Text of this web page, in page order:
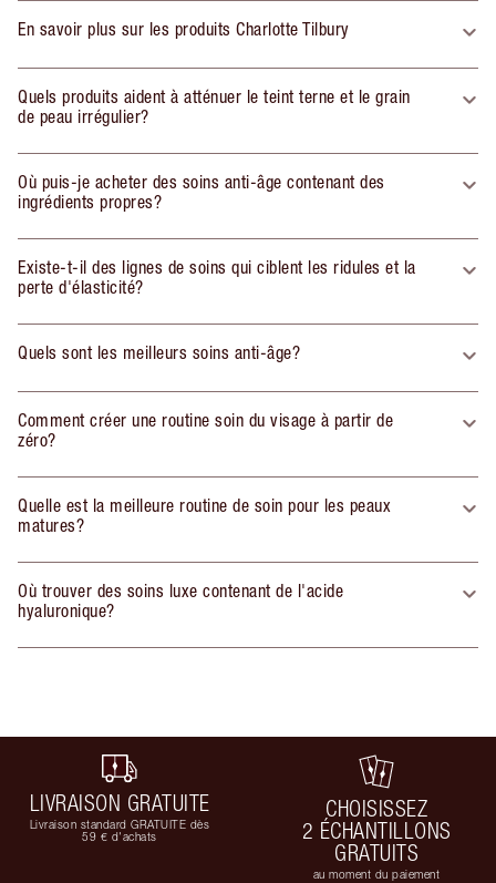
En savoir plus sur les produits Charlotte Tilbury
Quels produits aident à atténuer le teint terne et le grain
de peau irrégulier?
Où puis-je acheter des soins anti-âge contenant des
ingrédients propres?
Existe-t-il des lignes de soins qui ciblent les ridules et la
perte d'élasticité?
Quels sont les meilleurs soins anti-âge?
Comment créer une routine soin du visage à partir de
zéro?
Quelle est la meilleure routine de soin pour les peaux
matures?
Où trouver des soins luxe contenant de l'acide
hyaluronique?
LIVRAISON GRATUITE
Livraison standard GRATUITE dès
59 € d'achats
CHOISISSEZ
2 ÉCHANTILLONS
GRATUITS
au moment du paiement